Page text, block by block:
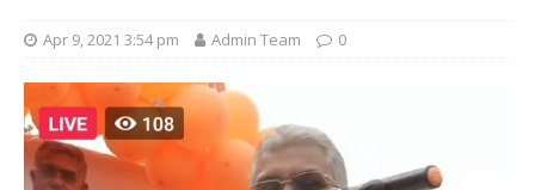
Apr 9, 2021 3:54 pm Admin Team 0